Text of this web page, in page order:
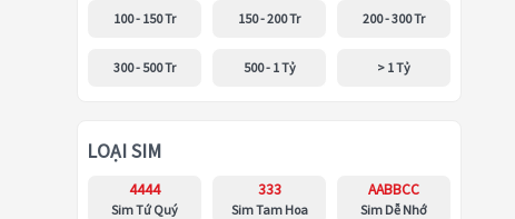
100 - 150 Tr 150 - 200 Tr 200 - 300 Tr
300 - 500 Tr 500 - 1 Tỷ > 1 Tỷ
LOẠI SIM
4444
Sim Tứ Quý
333
Sim Tam Hoa
AABBCC
Sim Dễ Nhớ